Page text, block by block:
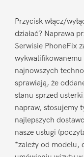
Przycisk włącz/
działać? Naprawa
Serwisie PhoneFix
wykwalifikowanemu
najnowszych
sprawiają, że
stanu sprzed
napraw, stosujemy
najlepszych
nasze usługi
*zależy od modelu,